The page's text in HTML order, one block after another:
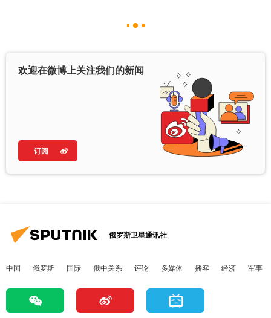
欢迎在微博上关注我们的新闻
订阅
俄罗斯卫星通讯社
中国 俄罗斯 国际 俄中关系 评论 多媒体 播客 经济 军事